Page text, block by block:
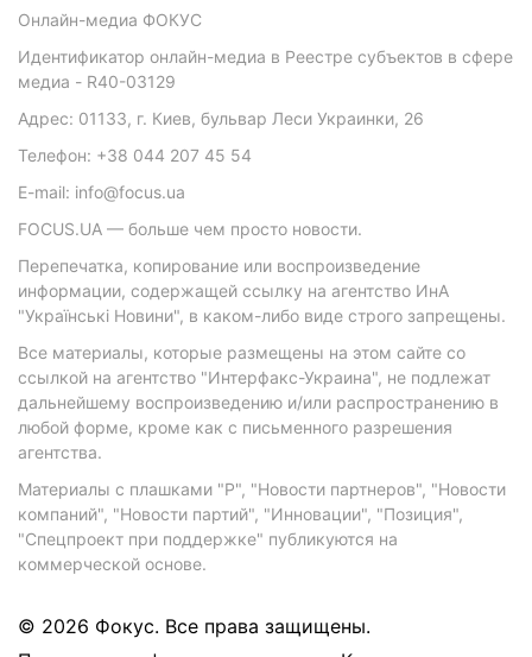
Онлайн-медиа ФОКУС
Идентификатор онлайн-медиа в Реестре субъектов в сфере
медиа - R40-03129
Адрес: 01133, г. Киев, бульвар Леси Украинки, 26
Телефон: +38 044 207 45 54
E-mail: info@focus.ua
FOCUS.UA — больше чем просто новости.
Перепечатка, копирование или воспроизведение
информации, содержащей ссылку на агентство ИнА
"Українські Новини", в каком-либо виде строго запрещены.
Все материалы, которые размещены на этом сайте со
ссылкой на агентство "Интерфакс-Украина", не подлежат
дальнейшему воспроизведению и/или распространению в
любой форме, кроме как с письменного разрешения
агентства.
Материалы с плашками "Р", "Новости партнеров", "Новости
компаний", "Новости партий", "Инновации", "Позиция",
"Спецпроект при поддержке" публикуются на
коммерческой основе.
© 2026 Фокус. Все права защищены.